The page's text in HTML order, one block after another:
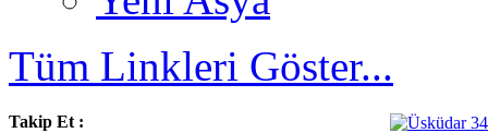
Tüm Linkleri Göster...
Takip Et :